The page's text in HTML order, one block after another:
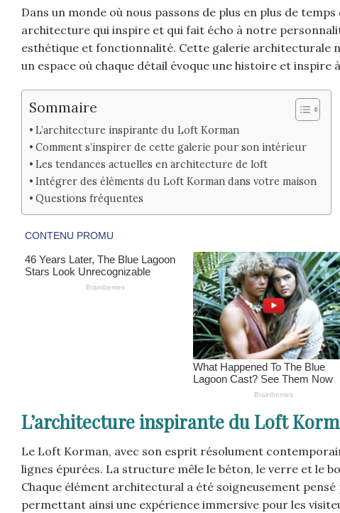
Dans un monde où nous passons de plus en plus de
architecture qui inspire et qui fait écho à notre
esthétique et fonctionnalité. Cette galerie architecturale
un espace où chaque détail évoque une histoire et
Sommaire
L’architecture inspirante du Loft Korman
Comment s’inspirer de cette galerie pour son intérieur
Les tendances actuelles en architecture de loft
Intégrer des éléments du Loft Korman dans votre maison
Questions fréquentes
L’architecture inspirante du Loft
Le Loft Korman, avec son esprit résolument
lignes épurées. La structure mêle le béton, le verre et le
Chaque élément architectural a été soigneusement
permettant ainsi une expérience immersive pour les